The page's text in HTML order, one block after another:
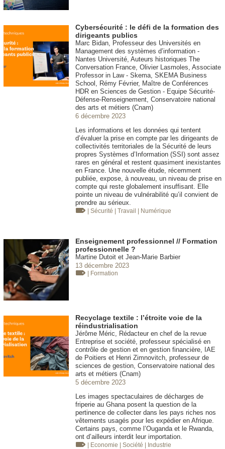
Cybersécurité : le défi de la formation des
dirigeants publics
Marc Bidan, Professeur des Universités en
Management des systèmes d’information -
Nantes Université, Auteurs historiques The
Conversation France, Olivier Lasmoles, Associate
Professor in Law - Skema, SKEMA Business
School, Rémy Février, Maître de Conférences
HDR en Sciences de Gestion - Equipe Sécurité-
Défense-Renseignement, Conservatoire national
des arts et métiers (Cnam)
6 décembre 2023
Les informations et les données qui tentent
d’évaluer la prise en compte par les dirigeants de
collectivités territoriales de la Sécurité de leurs
propres Systèmes d’Information (SSI) sont assez
rares en général et restent quasiment inexistantes
en France. Une nouvelle étude, récemment
publiée, expose, à nouveau, un niveau de prise en
compte qui reste globalement insuffisant. Elle
pointe un niveau de vulnérabilité qu’il convient de
prendre au sérieux.
| Sécurité | Travail | Numérique
Enseignement professionnel // Formation
professionnelle ?
Martine Dutoit et Jean-Marie Barbier
13 décembre 2023
| Formation
Recyclage textile : l’étroite voie de la
réindustrialisation
Jérôme Méric, Rédacteur en chef de la revue
Entreprise et société, professeur spécialisé en
contrôle de gestion et en gestion financière, IAE
de Poitiers et Henri Zimnovitch, professeur de
sciences de gestion, Conservatoire national des
arts et métiers (Cnam)
5 décembre 2023
Les images spectaculaires de décharges de
friperie au Ghana posent la question de la
pertinence de collecter dans les pays riches nos
vêtements usagés pour les expédier en Afrique.
Certains pays, comme l’Ouganda et le Rwanda,
ont d’ailleurs interdit leur importation.
| Economie | Société | Industrie